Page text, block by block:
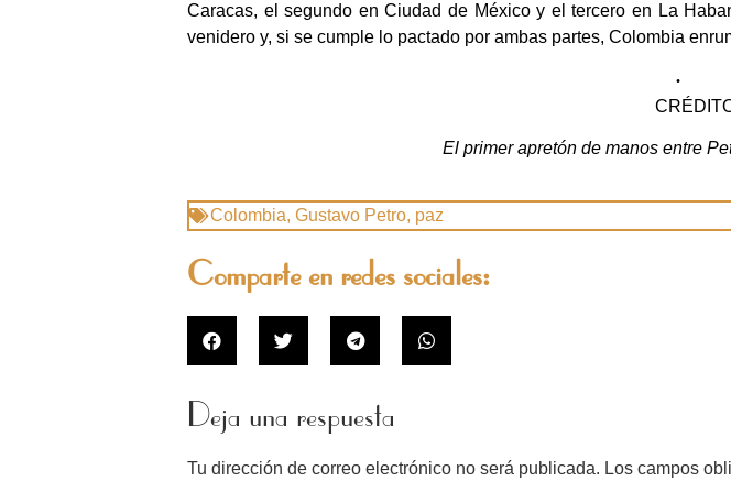
Caracas, el segundo en Ciudad de México y el tercero en La
venidero y, si se cumple lo pactado por ambas partes, Colombia
El primer apretón de manos entre
Colombia, Gustavo Petro, paz
Comparte en redes sociales:
Deja una respuesta
Tu dirección de correo electrónico no será publicada. Los campos